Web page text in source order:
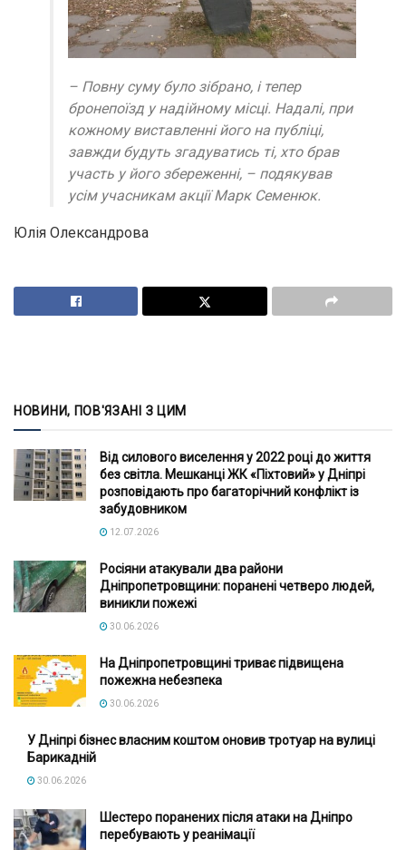
– Повну суму було зібрано, і тепер
бронепоїзд у надійному місці. Надалі, при
кожному виставленні його на публіці,
завжди будуть згадуватись ті, хто брав
участь у його збереженні, – подякував
усім учасникам акції Марк Семенюк.
Юлія Олександрова
НОВИНИ, ПОВ'ЯЗАНІ З ЦИМ
Від силового виселення у 2022 році до життя
без світла. Мешканці ЖК «Піхтовий» у Дніпрі
розповідають про багаторічний конфлікт із
забудовником
12.07.2026
Росіяни атакували два райони
Дніпропетровщини: поранені четверо людей,
виникли пожежі
30.06.2026
На Дніпропетровщині триває підвищена
пожежна небезпека
30.06.2026
У Дніпрі бізнес власним коштом оновив тротуар на вулиці
Барикадній
30.06.2026
Шестеро поранених після атаки на Дніпро
перебувають у реанімації